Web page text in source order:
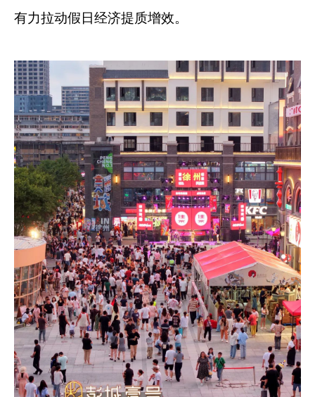
有力拉动假日经济提质增效。